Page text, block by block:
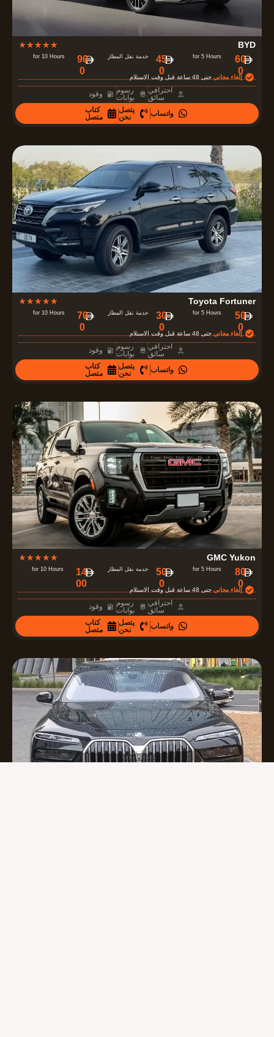
BYD
★
★
★
★
★
e
4
7
o
u
t
o
f
5
60
0
for 5 Hours
45
0
خدمة نقل المطار
90
0
for 10 Hours
إلغاء مجانيحتى 48 ساعة قبل وقت الاستلام
احترافي
سائق
رسوم
بوابات
وقود
واتساب
يتصل
نحن
كتاب
متصل
Toyota Fortuner
★
★
★
★
★
e
4
7
o
u
t
o
f
5
50
0
for 5 Hours
30
0
خدمة نقل المطار
70
0
for 10 Hours
إلغاء مجانيحتى 48 ساعة قبل وقت الاستلام
احترافي
سائق
رسوم
بوابات
وقود
واتساب
يتصل
نحن
كتاب
متصل
GMC Yukon
★
★
★
★
★
e
4
7
o
u
o
80
0
for 5 Hours
50
0
خدمة نقل المطار
14
00
for 10 Hours
إلغاء مجانيحتى 48 ساعة قبل وقت الاستلام
احترافي
سائق
رسوم
بوابات
وقود
واتساب
يتصل
نحن
كتاب
متصل